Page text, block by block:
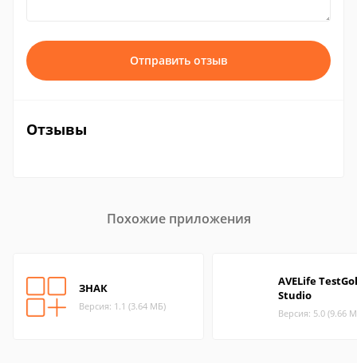
Отправить отзыв
Отзывы
Похожие приложения
ЗНАК
Версия: 1.1 (3.64 МБ)
AVELife
Studio
Версия: 5.0 (9.66